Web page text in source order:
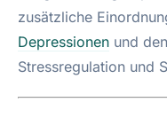
zusätzliche
Depressionen und
Stressregulation und